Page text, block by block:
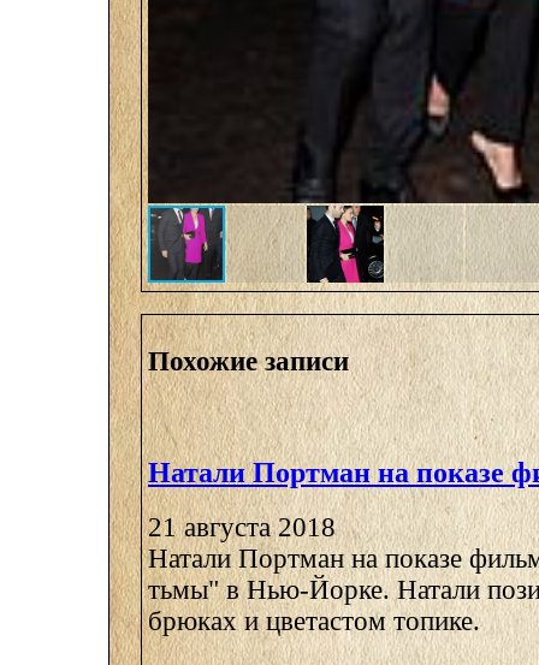
Похожие записи
Натали Портман на показе
21 августа 2018
Натали Портман на показе
тьмы" в Нью-Йорке. Натали
брюках и цветастом топике.